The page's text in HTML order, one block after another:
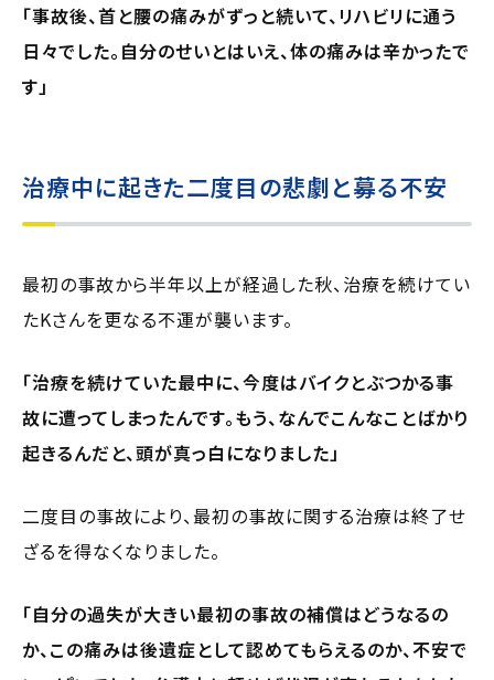
「事故後、首と腰の痛みがずっと続いて、リハビリに通う
日々でした。自分のせいとはいえ、体の痛みは辛かったで
す」
治療中に起きた二度目の悲劇と募る不安
最初の事故から半年以上が経過した秋、治療を続けてい
たKさんを更なる不運が襲います。
「治療を続けていた最中に、今度はバイクとぶつかる事
故に遭ってしまったんです。もう、なんでこんなことばかり
起きるんだと、頭が真っ白になりました」
二度目の事故により、最初の事故に関する治療は終了せ
ざるを得なくなりました。
「自分の過失が大きい最初の事故の補償はどうなるの
か、この痛みは後遺症として認めてもらえるのか、不安で